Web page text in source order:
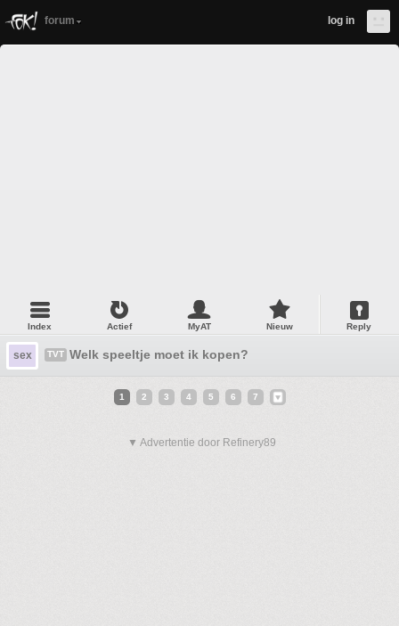
forum log in
Index Actief MyAT Nieuw Reply
sex TVT Welk speeltje moet ik kopen?
1 2 3 4 5 6 7
▼ Advertentie door Refinery89